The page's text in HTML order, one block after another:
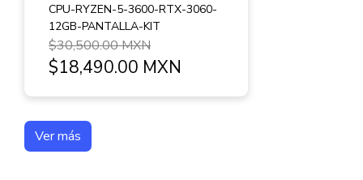
CPU-RYZEN-5-3600-RTX-3060-
12GB-PANTALLA-KIT
$30,500.00 MXN
$18,490.00 MXN
Ver más